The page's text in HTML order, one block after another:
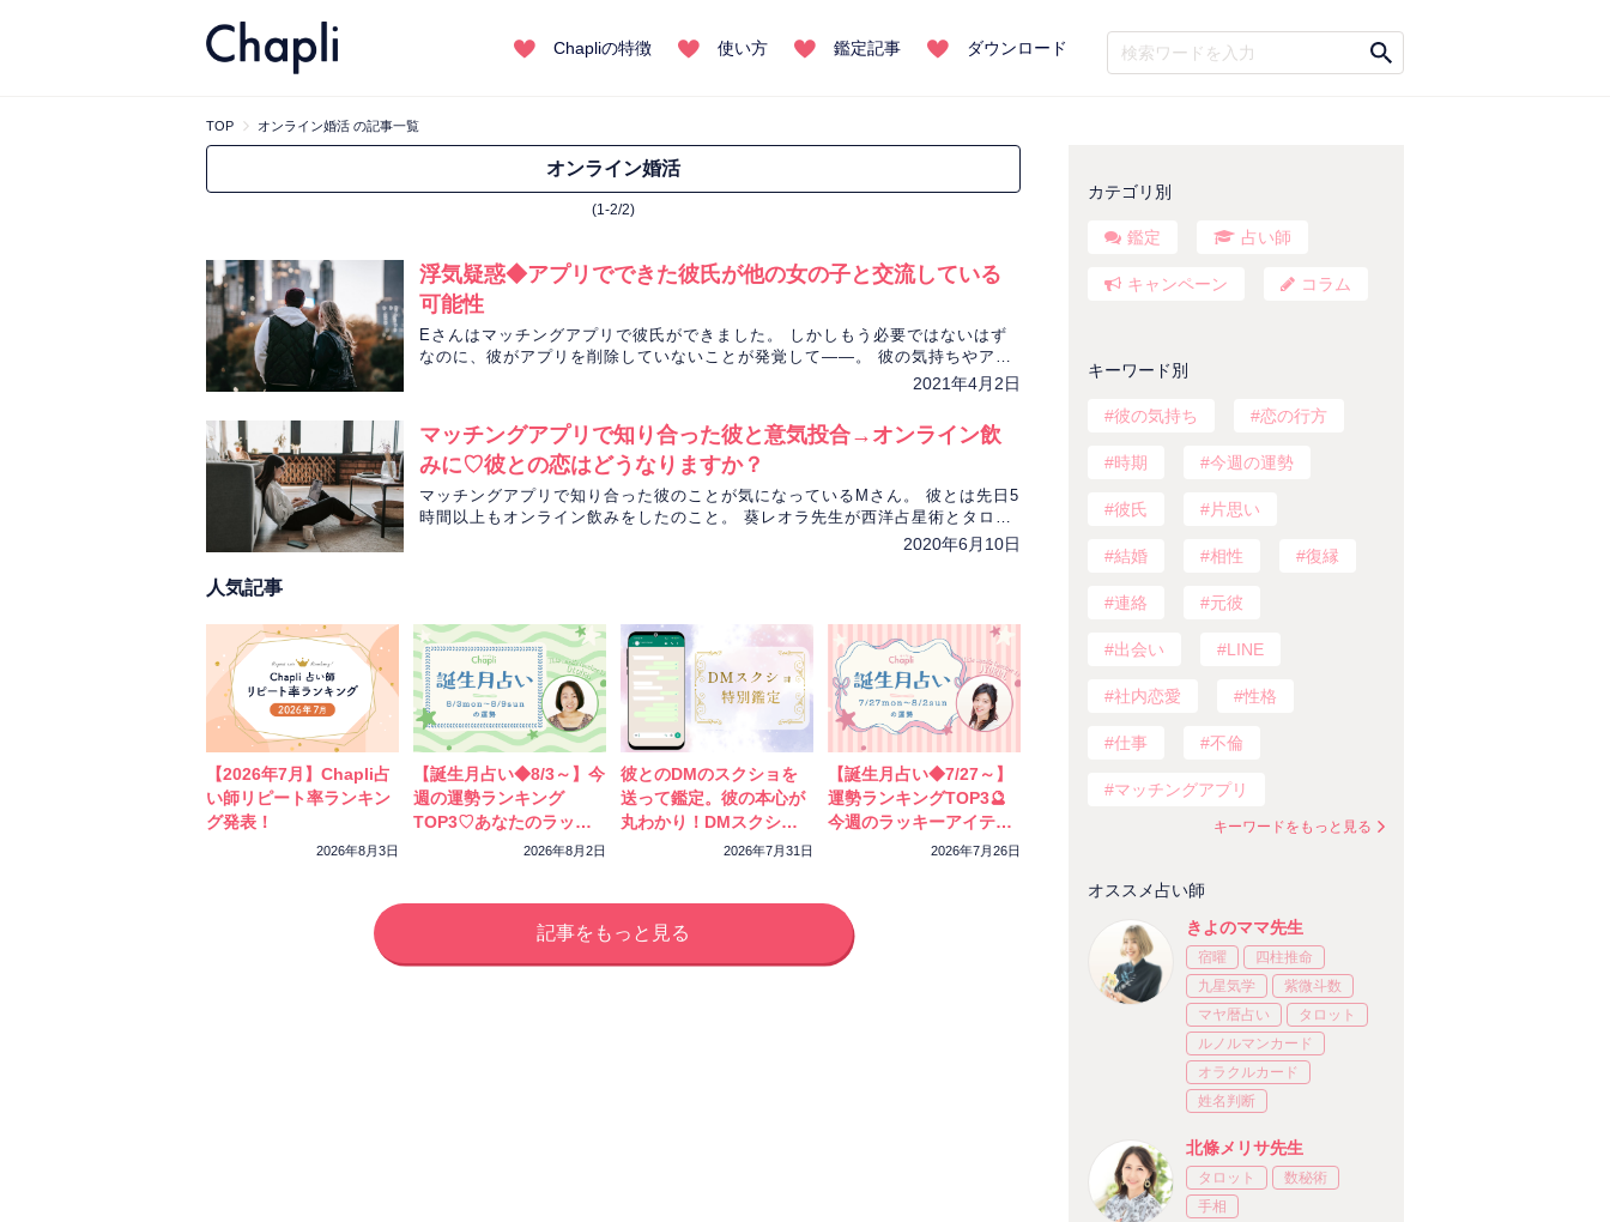
Chapliの特徴 使い方 鑑定記事 ダウンロード
TOP オンライン婚活 の記事一覧
オンライン婚活
(1-2/2)
浮気疑惑◆アプリでできた彼氏が他の女の子と交流している
可能性
Eさんはマッチングアプリで彼氏ができました。 しかしもう必要ではないはず
なのに、彼がアプリを削除していないことが発覚して――。 彼の気持ちやアプ
2021年4月2日
マッチングアプリで知り合った彼と意気投合→オンライン飲
みに♡彼との恋はどうなりますか？
マッチングアプリで知り合った彼のことが気になっているMさん。 彼とは先日5
時間以上もオンライン飲みをしたのこと。 葵レオラ先生が西洋占星術とタロッ
2020年6月10日
人気記事
【2026年7月】Chapli占
い師リピート率ランキン
グ発表！
2026年8月3日
【誕生月占い◆8/3～】今
週の運勢ランキング
TOP3♡あなたのラッキ
ーカラーをチェック！
2026年8月2日
彼とのDMのスクショを
送って鑑定。彼の本心が
丸わかり！DMスクショ
特別鑑定をスタートしま
2026年7月31日
【誕生月占い◆7/27～】
運勢ランキングTOP3🔮
今週のラッキーアイテム
2026年7月26日
記事をもっと見る
カテゴリ別
鑑定 占い師
キャンペーン コラム
キーワード別
彼の気持ち 恋の行方
時期 今週の運勢
彼氏 片思い
結婚 相性 復縁
連絡 元彼
出会い LINE
社内恋愛 性格
仕事 不倫
マッチングアプリ
キーワードをもっと見る
オススメ占い師
きよのママ先生
宿曜
四柱推命
九星気学
紫微斗数
マヤ暦占い
タロット
ルノルマンカード
オラクルカード
姓名判断
北條メリサ先生
タロット
数秘術
手相